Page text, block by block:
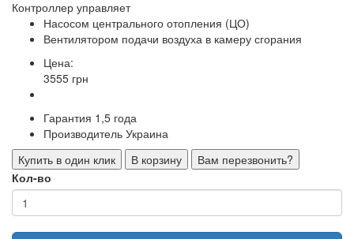
Контроллер управляет
Насосом центрального отопления (ЦО)
Вентилятором подачи воздуха в камеру сгорания
Цена:
3555 грн
Гарантия 1,5 года
Производитель Украина
Купить в один клик
В корзину
Вам перезвонить?
Кол-во